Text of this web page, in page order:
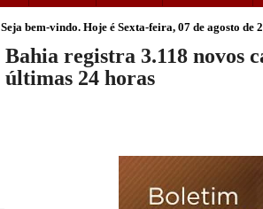
Seja bem-vindo. Hoje é Sexta-feira, 07 de agosto de
Bahia registra 3.118 novos
últimas 24 horas